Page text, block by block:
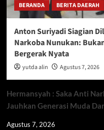
BERANDA BERITA DAERAH
Anton Suriyadi Siagian
Narkoba Nunukan:
Bergerak Nyata
yutda alin Agustus 7, 2026
Hermansyah : Saka Anti
Jauhkan Generasi Muda
Agustus 7, 2026